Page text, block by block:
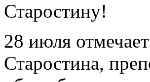
Старостину!
28 июля
Старостина,